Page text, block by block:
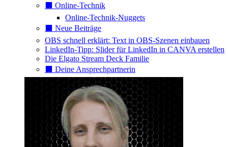
⬛️ Online-Technik
Online-Technik-Nuggets
⬛️ Neue Beiträge
OBS schnell erklärt: Text in OBS-Szenen einbauen
LinkedIn-Tipp: Slider für LinkedIn in CANVA erstellen
Die Elgato Stream Deck Familie
⬛️ Deine Ansprechpartnerin